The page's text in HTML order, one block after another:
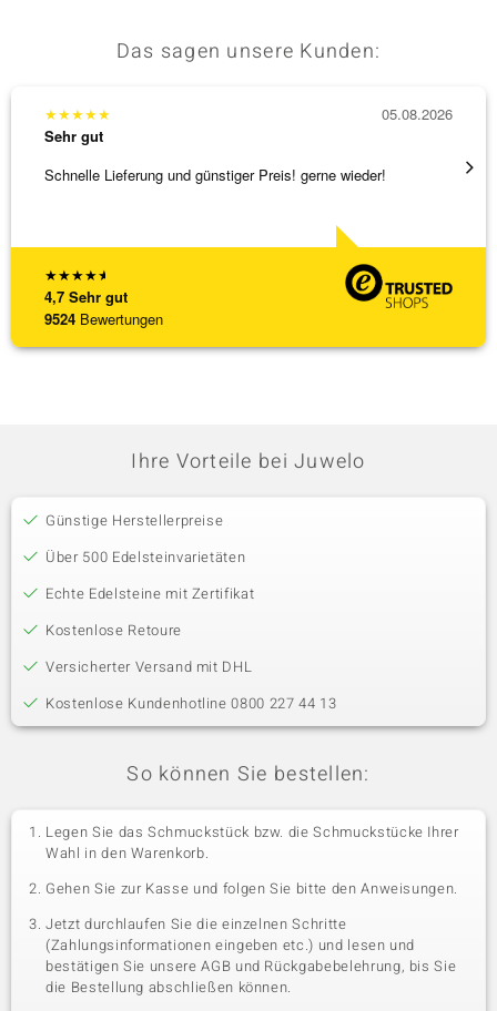
Das sagen unsere Kunden:
★★★★★
4,7 Sehr gut
9524 Bewertungen
★★★★★
Sehr gut
Schnelle Lieferung und günstiger Preis! gerne wieder!
05.08.2026
Ich
Ihre Vorteile bei Juwelo
Günstige Herstellerpreise
Über 500 Edelsteinvarietäten
Echte Edelsteine mit Zertifikat
Kostenlose Retoure
Versicherter Versand mit DHL
Kostenlose Kundenhotline 0800 227 44 13
So können Sie bestellen:
Legen Sie das Schmuckstück bzw. die Schmuckstücke Ihrer
Wahl in den Warenkorb.
Gehen Sie zur Kasse und folgen Sie bitte den Anweisungen.
Jetzt durchlaufen Sie die einzelnen Schritte
(Zahlungsinformationen eingeben etc.) und lesen und
bestätigen Sie unsere AGB und Rückgabebelehrung, bis Sie
die Bestellung abschließen können.